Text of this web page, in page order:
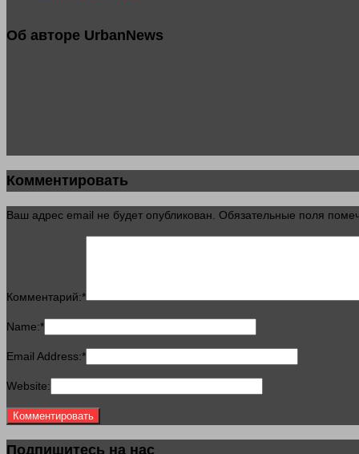
Об авторе UrbanNews
Комментировать
Ваш адрес email не будет опубликован. Обязательные поля
Комментарий:*
Name:*
Email Address:*
Website:
Подпишитесь на нас